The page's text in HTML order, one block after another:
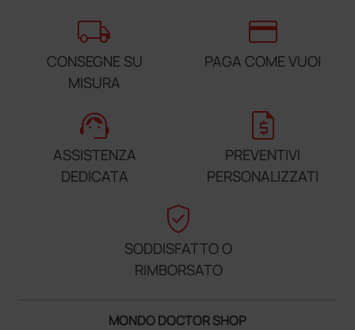
local_shipping
CONSEGNE SU
MISURA
credit_card
PAGA COME VUOI
support_agent
ASSISTENZA
DEDICATA
request_quote
PREVENTIVI
PERSONALIZZATI
verified_user
SODDISFATTO O
RIMBORSATO
MONDO DOCTOR SHOP